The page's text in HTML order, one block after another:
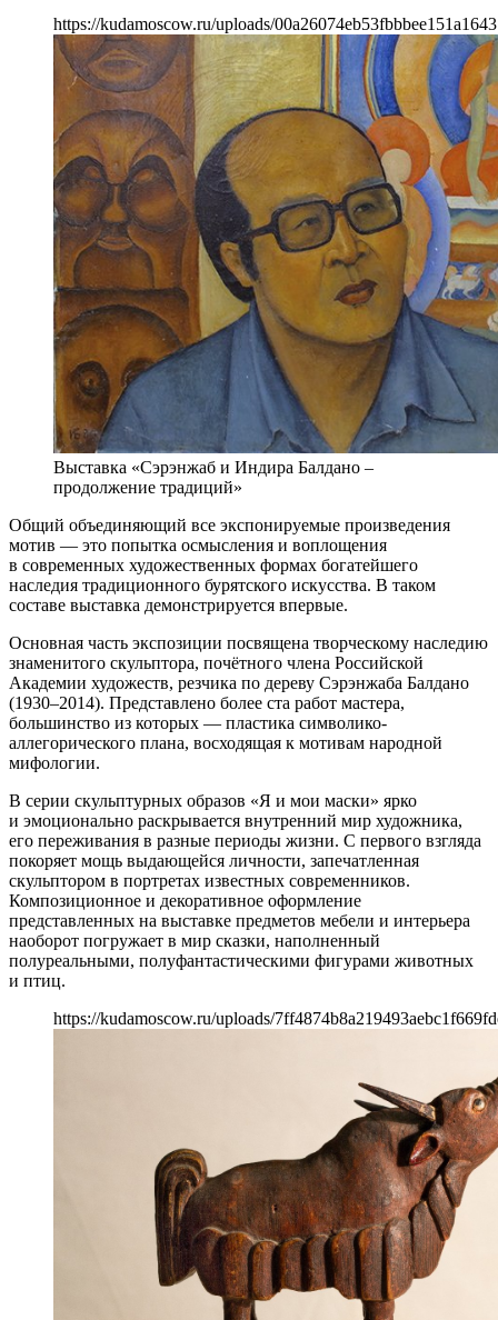
https://kudamoscow.ru/uploads/
Выставка «Сэрэнжаб и Индира Балдано –
продолжение традиций»
Общий объединяющий все экспонируемые произведения
мотив — это попытка осмысления и воплощения
в современных художественных формах богатейшего
наследия традиционного бурятского искусства. В таком
составе выставка демонстрируется впервые.
Основная часть экспозиции посвящена творческому наследию
знаменитого скульптора, почётного члена Российской
Академии художеств, резчика по дереву Сэрэнжаба Балдано
(1930–2014). Представлено более ста работ мастера,
большинство из которых — пластика символико-
аллегорического плана, восходящая к мотивам народной
мифологии.
В серии скульптурных образов «Я и мои маски» ярко
и эмоционально раскрывается внутренний мир художника,
его переживания в разные периоды жизни. С первого взгляда
покоряет мощь выдающейся личности, запечатленная
скульптором в портретах известных современников.
Композиционное и декоративное оформление
представленных на выставке предметов мебели и интерьера
наоборот погружает в мир сказки, наполненный
полуреальными, полуфантастическими фигурами животных
и птиц.
https://kudamoscow.ru/uploads/